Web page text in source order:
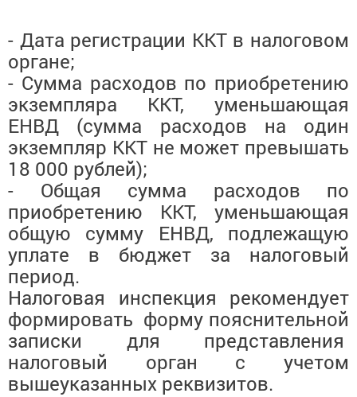
- Дата регистрации ККТ в налоговом
органе;
- Сумма расходов по приобретению
экземпляра ККТ, уменьшающая
ЕНВД (сумма расходов на один
экземпляр ККТ не может превышать
18 000 рублей);
- Общая сумма расходов по
приобретению ККТ, уменьшающая
общую сумму ЕНВД, подлежащую
уплате в бюджет за налоговый
период.
Налоговая инспекция рекомендует
формировать форму пояснительной
записки для представления
налоговый орган с учетом
вышеуказанных реквизитов.